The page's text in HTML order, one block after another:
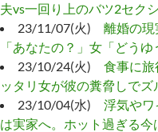
夫vs一回り上のバツ2セク
23/11/07(火) 離婚の現
「あなたの？」女「どうゆ
23/10/24(火) 食事に
ッタリ女が彼の糞脅しでズ
23/10/04(水) 浮気や
は実家へ。ホット過ぎる今